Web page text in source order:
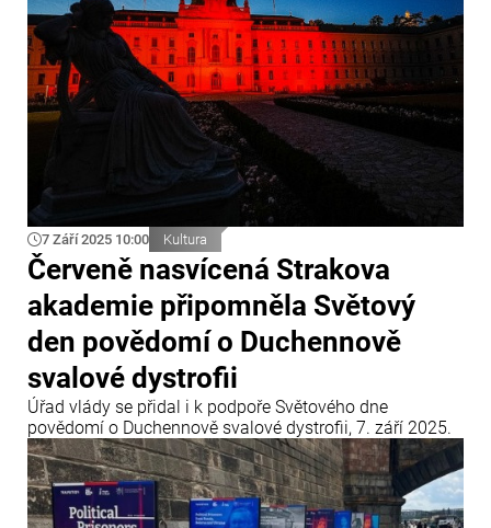
7 Září 2025 10:00 Kultura
Červeně nasvícená Strakova
akademie připomněla Světový
den povědomí o Duchennově
svalové dystrofii
Úřad vlády se přidal i k podpoře Světového dne
povědomí o Duchennově svalové dystrofii, 7. září 2025.